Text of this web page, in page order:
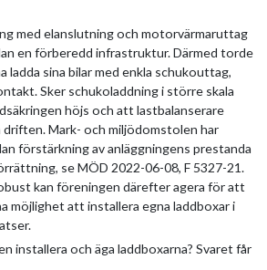
med elanslutning och motorvärmaruttag
en förberedd infrastruktur. Därmed torde
ladda sina bilar med enkla schukouttag,
Sker schukoladdning i större skala
höjs och att lastbalanserare
Mark- och miljödomstolen har
förstärkning av anläggningens prestanda
se MÖD 2022-06-08, F 5327-21.
kan föreningen därefter agera för att
möjlighet att installera egna laddboxar i
installera och äga laddboxarna? Svaret får